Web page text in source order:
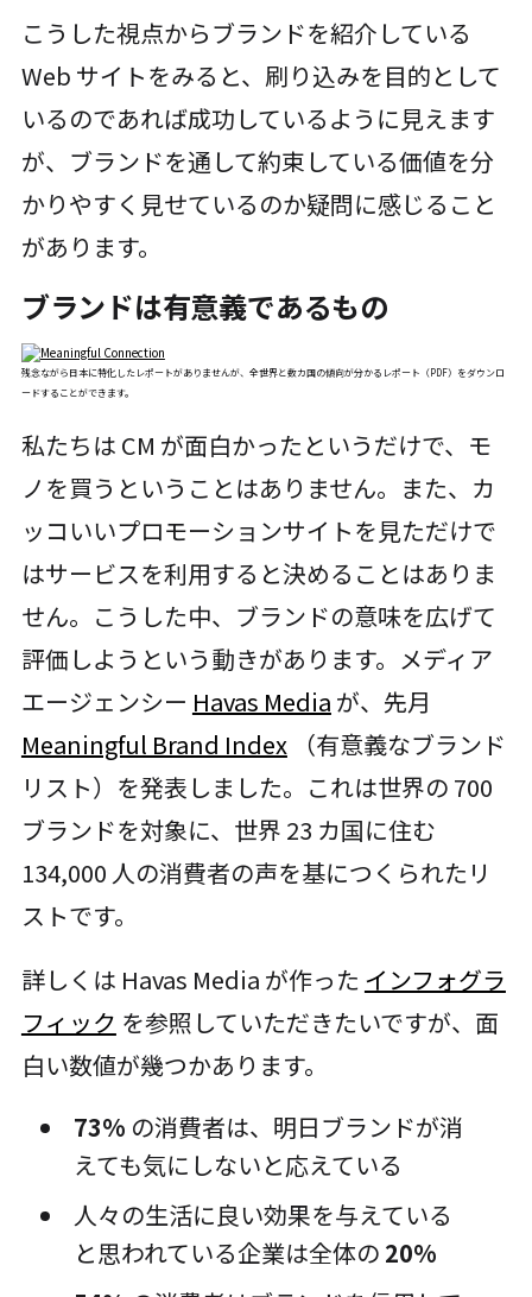
こうした視点からブランドを紹介している
Web サイトをみると、刷り込みを目的として
いるのであれば成功しているように見えます
が、ブランドを通して約束している価値を分
かりやすく見せているのか疑問に感じること
があります。
ブランドは有意義であるもの
残念ながら日本に特化したレポートがありませんが、全世界と数カ国の傾向が分かるレポート（PDF）をダウンロ
ードすることができます。
私たちは CM が面白かったというだけで、モ
ノを買うということはありません。また、カ
ッコいいプロモーションサイトを見ただけで
はサービスを利用すると決めることはありま
せん。こうした中、ブランドの意味を広げて
評価しようという動きがあります。メディア
エージェンシー Havas Media が、先月
Meaningful Brand Index（有意義なブランド
リスト）を発表しました。これは世界の 700
ブランドを対象に、世界 23 カ国に住む
134,000 人の消費者の声を基につくられたリ
ストです。
詳しくは Havas Media が作った インフォグラ
フィック を参照していただきたいですが、面
白い数値が幾つかあります。
73% の消費者は、明日ブランドが消
えても気にしないと応えている
人々の生活に良い効果を与えている
と思われている企業は全体の 20%